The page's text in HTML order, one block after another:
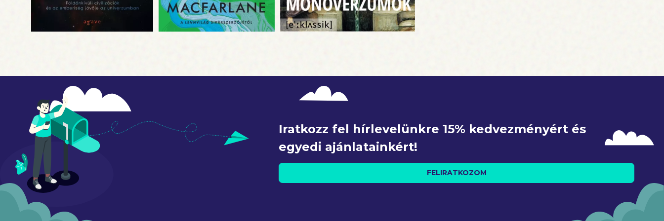
Iratkozz fel hírlevelünkre 15% kedvezményért és
egyedi ajánlatainkért!
FELIRATKOZOM